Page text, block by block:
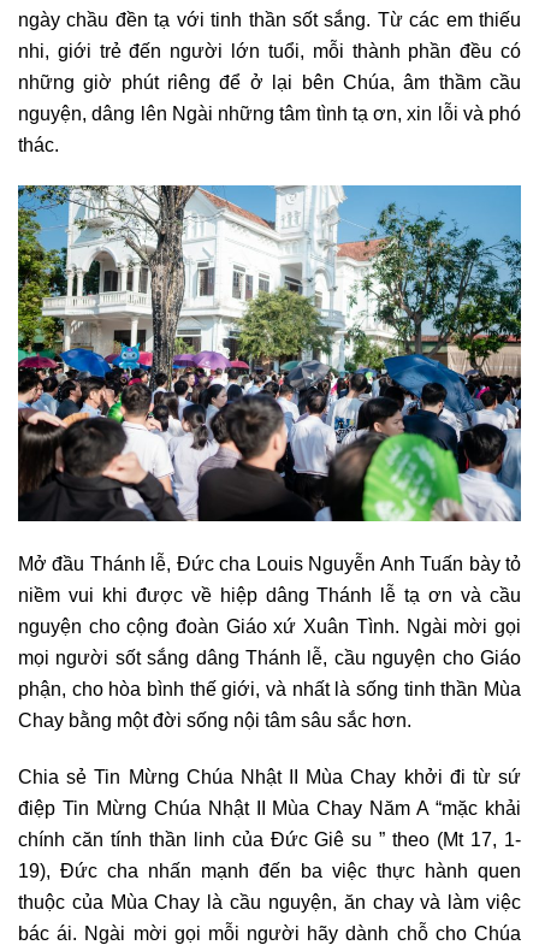
ngày chầu đền tạ với tinh thần sốt sắng. Từ các em thiếu
nhi, giới trẻ đến người lớn tuổi, mỗi thành phần đều có
những giờ phút riêng để ở lại bên Chúa, âm thầm cầu
nguyện, dâng lên Ngài những tâm tình tạ ơn, xin lỗi và phó
thác.
Mở đầu Thánh lễ, Đức cha Louis Nguyễn Anh Tuấn bày tỏ
niềm vui khi được về hiệp dâng Thánh lễ tạ ơn và cầu
nguyện cho cộng đoàn Giáo xứ Xuân Tình. Ngài mời gọi
mọi người sốt sắng dâng Thánh lễ, cầu nguyện cho Giáo
phận, cho hòa bình thế giới, và nhất là sống tinh thần Mùa
Chay bằng một đời sống nội tâm sâu sắc hơn.
Chia sẻ Tin Mừng Chúa Nhật II Mùa Chay khởi đi từ sứ
điệp Tin Mừng Chúa Nhật II Mùa Chay Năm A “mặc khải
chính căn tính thần linh của Đức Giê su ” theo (Mt 17, 1-
19), Đức cha nhấn mạnh đến ba việc thực hành quen
thuộc của Mùa Chay là cầu nguyện, ăn chay và làm việc
bác ái. Ngài mời gọi mỗi người hãy dành chỗ cho Chúa